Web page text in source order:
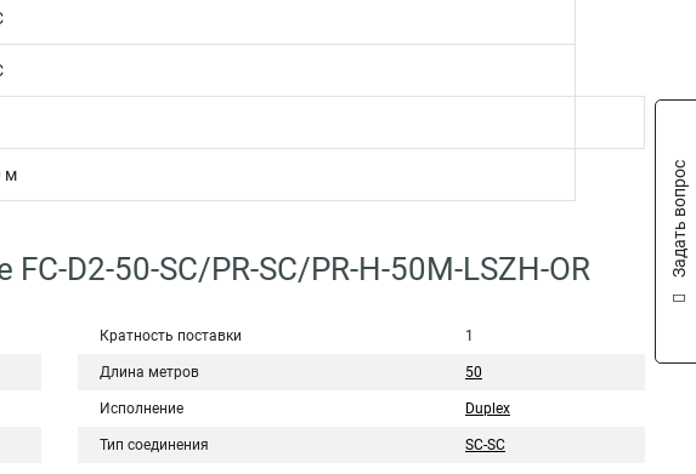
м
D2-50-SC/PR-SC/PR-H-50M-LSZH-OR
Кратность поставки 1
Длина метров 50
Исполнение Duplex
Тип соединения SC-SC
Задать вопрос